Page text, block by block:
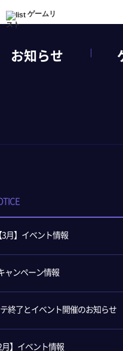
ゲームリ
スト
お知らせ
3月】イベント情報
ャンペーン情報
終了とイベント開催のお知らせ
月】イベント情報